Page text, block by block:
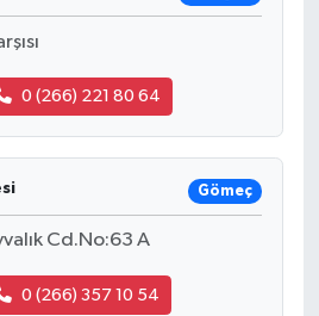
0 (266) 221 80 64
Gömeç
Cd.No:63 A
0 (266) 357 10 54